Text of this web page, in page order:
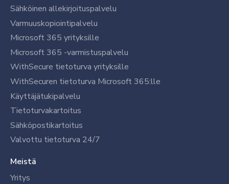
Sähköinen allekirjoituspalvelu
Varmuuskopiointipalvelu
Microsoft 365 yrityksille
Microsoft 365 -varmistuspalvelu
WithSecure tietoturva yrityksille
WithSecuren tietoturva Microsoft 365:lle
Käyttäjätukipalvelu
Tietoturvakartoitus
Sähköpostikartoitus
Valvottu tietoturva 24/7
Meistä
Yritys